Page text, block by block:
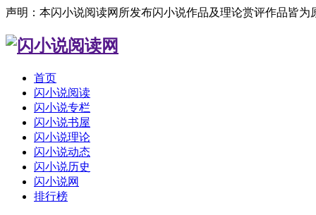
声明：本闪小说阅读网所发布闪小说作品及理论赏评作品皆
首页
闪小说阅读
闪小说专栏
闪小说书屋
闪小说理论
闪小说动态
闪小说历史
闪小说网
排行榜